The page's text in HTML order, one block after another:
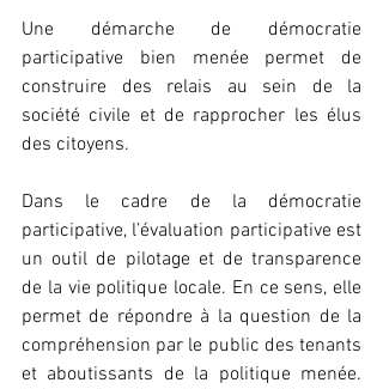
Une démarche de démocratie
participative bien menée permet de
construire des relais au sein de la
société civile et de rapprocher les élus
des citoyens.
Dans le cadre de la démocratie
participative, l’évaluation participative est
un outil de pilotage et de transparence
de la vie politique locale. En ce sens, elle
permet de répondre à la question de la
compréhension par le public des tenants
et aboutissants de la politique menée.